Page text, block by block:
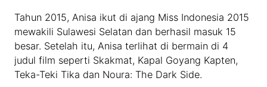
Tahun 2015, Anisa ikut di ajang Miss Indonesia 2015
mewakili Sulawesi Selatan dan berhasil masuk 15
besar. Setelah itu, Anisa terlihat di bermain di 4
judul film seperti Skakmat, Kapal Goyang Kapten,
Teka-Teki Tika dan Noura: The Dark Side.